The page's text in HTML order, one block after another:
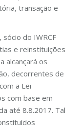
transação e
do IWRCF
e reinstituições
alcançará os
decorrentes de
a Lei
com base em
até 8.8.2017. Tal